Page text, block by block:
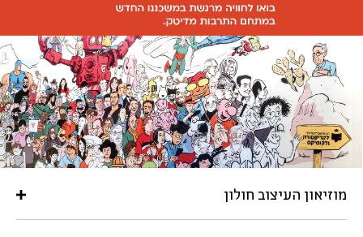
מוזיאון העיצוב חולון